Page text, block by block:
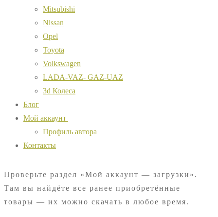
Mitsubishi
Nissan
Opel
Toyota
Volkswagen
LADA-VAZ- GAZ-UAZ
3d Колеса
Блог
Мой аккаунт
Профиль автора
Контакты
Проверьте раздел «Мой аккаунт — загрузки».
Там вы найдёте все ранее приобретённые
товары — их можно скачать в любое время.